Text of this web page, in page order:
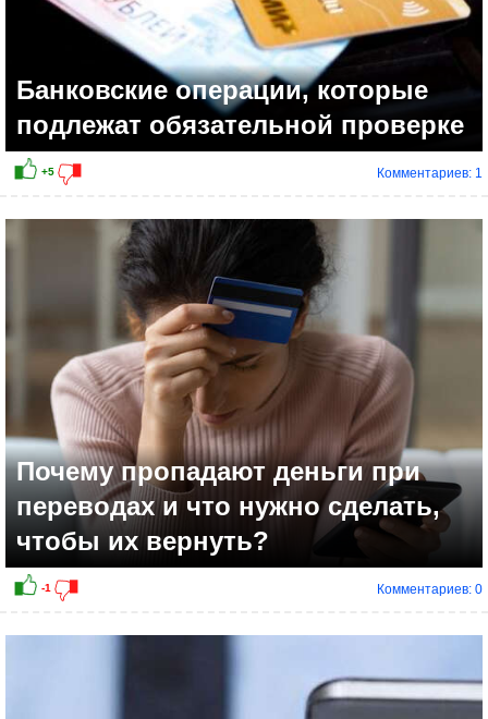
Банковские операции, которые
подлежат обязательной проверке
Комментариев: 1
Почему пропадают деньги при
переводах и что нужно сделать,
чтобы их вернуть?
Комментариев: 0